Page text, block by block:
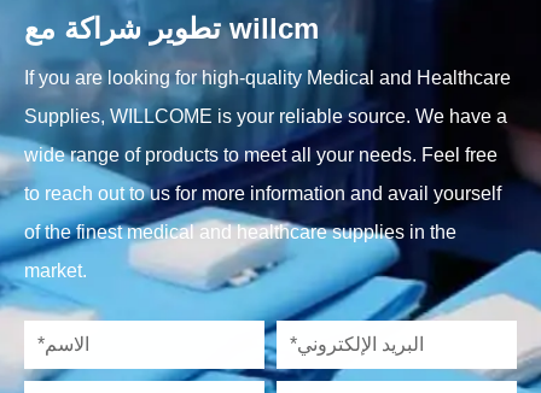
تطوير شراكة مع willcm
If you are looking for high-quality Medical and Healthcare
Supplies, WILLCOME is your reliable source. We have a
wide range of products to meet all your needs. Feel free
to reach out to us for more information and avail yourself
of the finest medical and healthcare supplies in the
market.